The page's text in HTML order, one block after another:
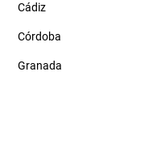
Cádiz
Córdoba
Granada